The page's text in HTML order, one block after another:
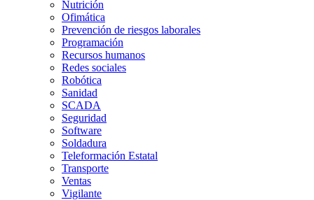
Nutrición
Ofimática
Prevención de riesgos laborales
Programación
Recursos humanos
Redes sociales
Robótica
Sanidad
SCADA
Seguridad
Software
Soldadura
Teleformación Estatal
Transporte
Ventas
Vigilante